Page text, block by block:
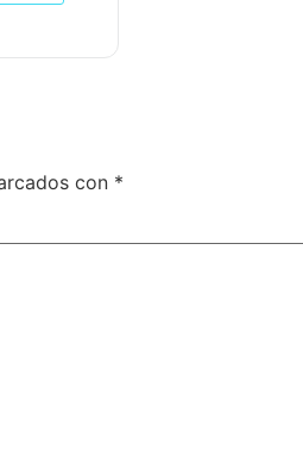
con *